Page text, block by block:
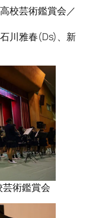
校芸術鑑賞会／
川雅春(Ds)、新
芸術鑑賞会